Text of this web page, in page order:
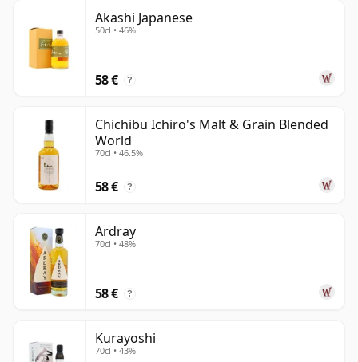
Akashi Japanese
50cl • 46%
58 € ?
Chichibu Ichiro's Malt & Grain Blended
World
70cl • 46.5%
58 € ?
Ardray
70cl • 48%
58 € ?
Kurayoshi
70cl • 43%